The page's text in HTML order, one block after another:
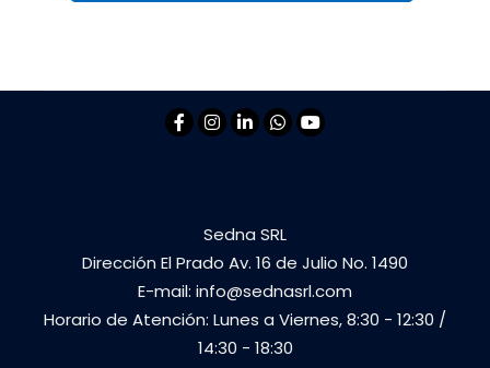
Sedna SRL
Dirección El Prado Av. 16 de Julio No. 1490
E-mail: info@sednasrl.com
Horario de Atención: Lunes a Viernes, 8:30 - 12:30 /
14:30 - 18:30